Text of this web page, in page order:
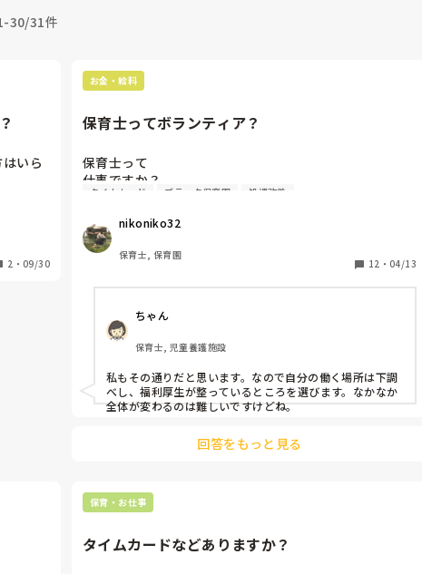
30/31件
いら
な事
かな
2 ・ 09/30
お金・給料
保育士ってボランティア？
保育士って
仕事ですか？
サービス残業する保育士さん。
仕事をサービスでやったら、保育士の仕事はボランティ
アと言っているようなものだと感じます。
落としているように感じます。
サービスじゃなくて、仕事なんだから、
ちゃんと勤務時間内に終わる
最低でも残業代はキッチリ出る。
仕事として出来ないと考えます。
タイムカード ブラック保育園 処遇改善
nikoniko32
保育士, 保育園
12 ・ 04/13
ちゃん
保育士, 児童養護施設
私もその通りだと思います。なので自分の働く場所は下調
べし、福利厚生が整っているところを選びます。なかなか
全体が変わるのは難しいですけどね。
回答をもっと見る
保育・お仕事
タイムカードなどありますか？